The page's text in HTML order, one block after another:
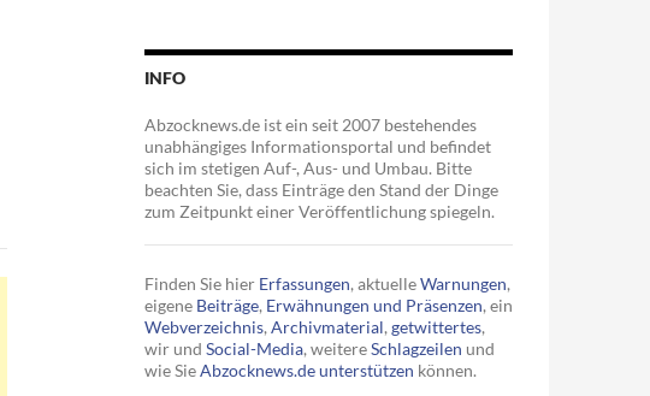
INFO
Abzocknews.de ist ein seit 2007 bestehendes
unabhängiges Informationsportal und befindet
sich im stetigen Auf-, Aus- und Umbau. Bitte
beachten Sie, dass Einträge den Stand der Dinge
zum Zeitpunkt einer Veröffentlichung spiegeln.
Finden Sie hier Erfassungen, aktuelleWarnungen,
eigene Beiträge, Erwähnungen und Präsenzen, ein
Webverzeichnis, Archivmaterial, getwittertes,
wir und Social-Media, weitereSchlagzeilen und
wie SieAbzocknews.de unterstützen können.